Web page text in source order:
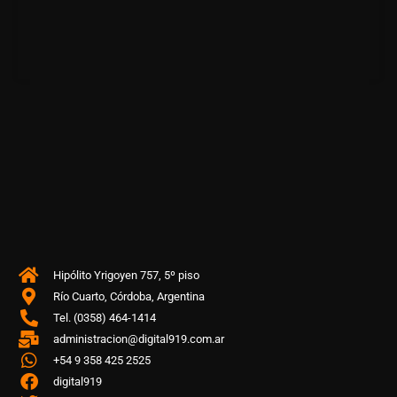
Hipólito Yrigoyen 757, 5º piso
Río Cuarto, Córdoba, Argentina
Tel. (0358) 464-1414
administracion@digital919.com.ar
+54 9 358 425 2525
digital919